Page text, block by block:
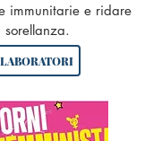
immunitarie e ridare
LABORATORI